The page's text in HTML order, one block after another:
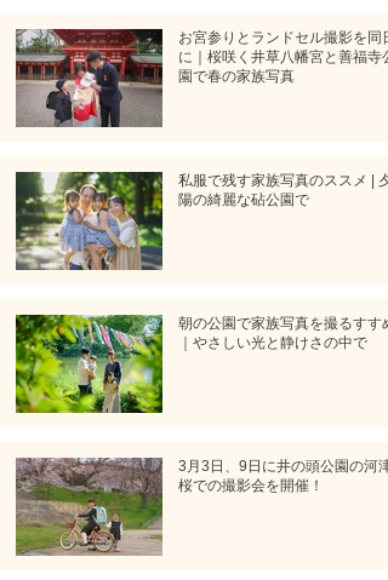
お宮参りとランドセル撮影を同日
に｜桜咲く井草八幡宮と善福寺公
園で春の家族写真
私服で残す家族写真のススメ | 夕
陽の綺麗な砧公園で
朝の公園で家族写真を撮るすすめ
｜やさしい光と静けさの中で
3月3日、9日に井の頭公園の河津
桜での撮影会を開催！